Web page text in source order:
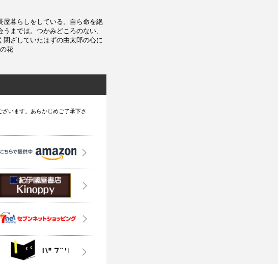
屋暮らしをしている。自ら命を絶
までは。つかみどころのない、
ざしていたはずの由太郎の心に
花
います。あらかじめご了承下さ